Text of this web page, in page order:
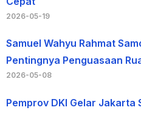
2026-05-19
Samuel Wahyu Rahmat
Pentingnya Penguasaan
2026-05-08
Pemprov DKI Gelar Jakarta